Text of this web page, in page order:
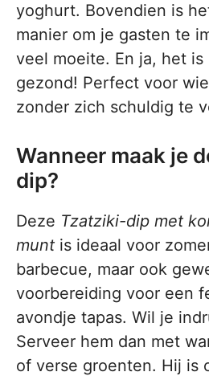
yoghurt. Bovendien is
manier om je gasten te
veel moeite. En ja, het
gezond! Perfect voor
zonder zich schuldig te
Wanneer maak je
dip?
Deze Tzatziki-dip met
munt is ideaal voor
barbecue, maar ook
voorbereiding voor een
avondje tapas. Wil je
Serveer hem dan met
of verse groenten. Hij is